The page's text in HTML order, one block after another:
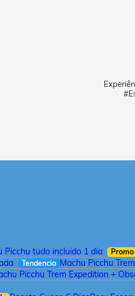
Picchu tudo incluido 1 dia Promo
Tendencia Machu Picchu
Picchu Trem Expedition +